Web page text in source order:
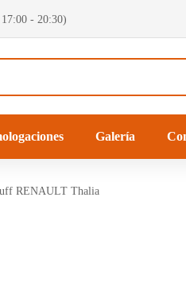
- 20:30)
Galería
RENAULT Thalia